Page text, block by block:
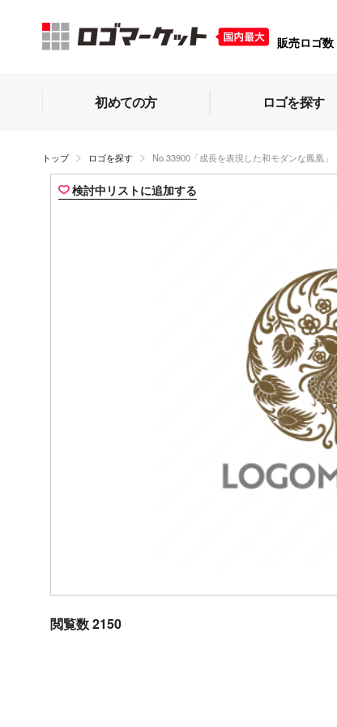
販売ロゴ数
初めての方 ロゴを探す
トップ ロゴを探す No.33900「成長を表現した和モダンな鳳凰」
検討中リストに追加する
閲覧数 2150